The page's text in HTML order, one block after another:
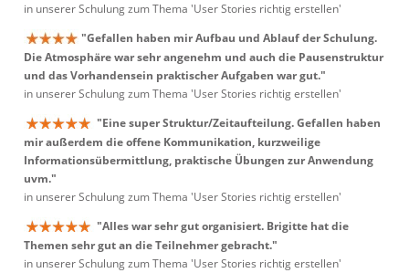
in unserer Schulung zum Thema 'User Stories richtig erstellen'
"Gefallen haben mir Aufbau und Ablauf der Schulung.
Die Atmosphäre war sehr angenehm und auch die Pausenstruktur
und das Vorhandensein praktischer Aufgaben war gut."
in unserer Schulung zum Thema 'User Stories richtig erstellen'
"Eine super Struktur/Zeitaufteilung. Gefallen haben
mir außerdem die offene Kommunikation, kurzweilige
Informationsübermittlung, praktische Übungen zur Anwendung
uvm."
in unserer Schulung zum Thema 'User Stories richtig erstellen'
"Alles war sehr gut organisiert. Brigitte hat die
Themen sehr gut an die Teilnehmer gebracht."
in unserer Schulung zum Thema 'User Stories richtig erstellen'